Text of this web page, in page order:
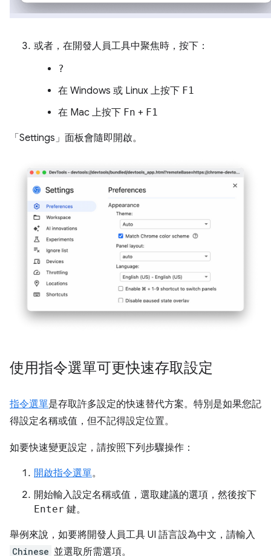
或者，在開發人員工具中聚焦時，按下：
?
在 Windows 或 Linux 上按下 F1
在 Mac 上按下 Fn + F1
「Settings」 面板會隨即開啟。
使用指令選單可更快速存取設定
指令選單是存取許多設定的快速替代方案。特別是如果您記
得設定名稱或值，但不記得設定位置。
如要快速變更設定，請按照下列步驟操作：
開啟指令選單。
開始輸入設定名稱或值，選取建議的選項，然後按下
Enter 鍵。
舉例來說，如要將開發人員工具 UI 語言設為中文，請輸入
Chinese 並選取所需選項。